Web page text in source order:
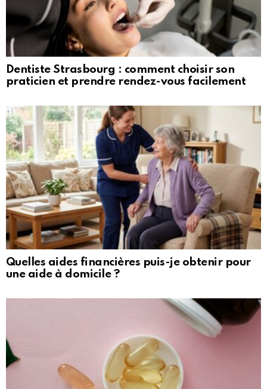
Dentiste Strasbourg : comment choisir son
praticien et prendre rendez-vous facilement
Quelles aides financières puis-je obtenir pour
une aide à domicile ?